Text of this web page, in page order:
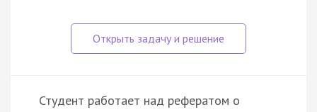
Студент работает над рефератом о